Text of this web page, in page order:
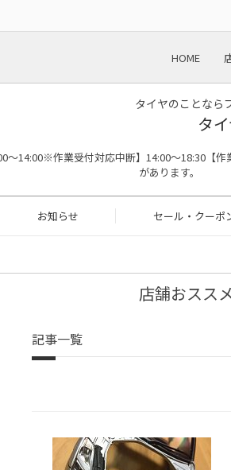
HOME
タイヤのことなら
タ
～14:00※作業受付対応中断】14:00～18:30【
があります。
お知らせ セール・クーポ
店舗おスス
記事一覧